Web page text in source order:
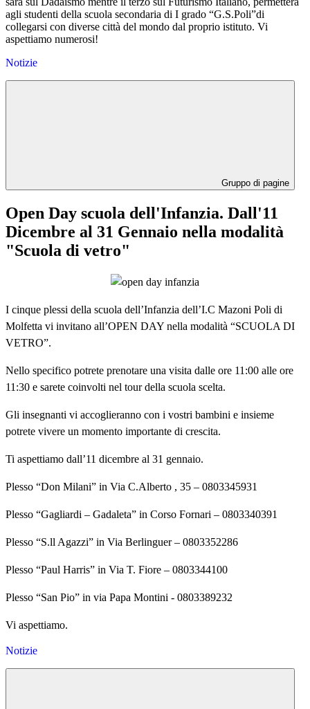
agli studenti della scuola secondaria di I grado “G.S.Poli”di
collegarsi con diverse città del mondo dal proprio istituto. Vi
aspettiamo numerosi!
Notizie
Gruppo di pagine
Open Day scuola dell'Infanzia. Dall'11
Dicembre al 31 Gennaio nella modalità
"Scuola di vetro"
I cinque plessi della scuola dell’Infanzia dell’I.C Mazoni Poli di
Molfetta vi invitano all’OPEN DAY nella modalità “SCUOLA DI
VETRO”.
Nello specifico potrete prenotare una visita dalle ore 11:00 alle ore
11:30 e sarete coinvolti nel tour della scuola scelta.
Gli insegnanti vi accoglieranno con i vostri bambini e insieme
potrete vivere un momento importante di crescita.
Ti aspettiamo dall’11 dicembre al 31 gennaio.
Plesso “Don Milani” in Via C.Alberto , 35 – 0803345931
Plesso “Gagliardi – Gadaleta” in Corso Fornari – 0803340391
Plesso “S.ll Agazzi” in Via Berlinguer – 0803352286
Plesso “Paul Harris” in Via T. Fiore – 0803344100
Plesso “San Pio” in via Papa Montini - 0803389232
Vi aspettiamo.
Notizie